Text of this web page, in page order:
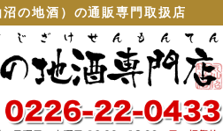
の地酒）の通販専門取扱店